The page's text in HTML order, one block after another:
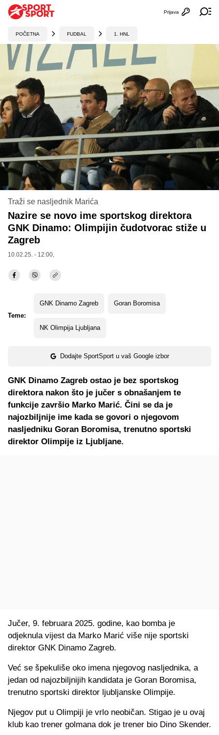
Otvori
Prijava
POČETNA FUDBAL 1. HNL
Traži se nasljednik Marića
Nazire se novo ime sportskog direktora
GNK Dinamo: Olimpijin čudotvorac stiže u
Zagreb
10.02.25. - 12:00,
Teme:
GNK Dinamo Zagreb Goran Boromisa
NK Olimpija Ljubljana
Dodajte SportSport u vaš Google izbor
GNK Dinamo Zagreb ostao je bez sportskog
direktora nakon što je jučer s obnašanjem te
funkcije završio Marko Marić. Čini se da je
najozbiljnije ime kada se govori o njegovom
nasljedniku Goran Boromisa, trenutno sportski
direktor Olimpije iz Ljubljane.
Jučer, 9. februara 2025. godine, kao bomba je
odjeknula vijest da Marko Marić više nije sportski
direktor GNK Dinamo Zagreb.
Već se špekuliše oko imena njegovog nasljednika, a
jedan od najozbiljnijih kandidata je Goran Boromisa,
trenutno sportski direktor ljubljanske Olimpije.
Njegov put u Olimpiji je vrlo neobičan. Stigao je u ovaj
klub kao trener golmana dok je trener bio Dino Skender.